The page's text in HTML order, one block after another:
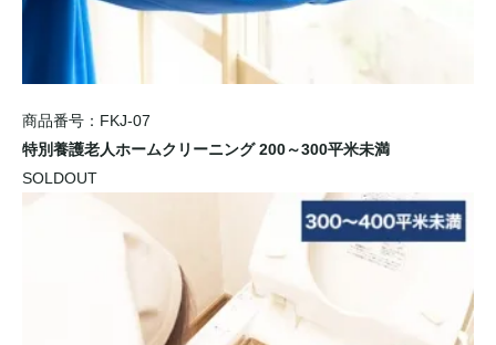
商品番号：FKJ-07
特別養護老人ホームクリーニング 200～300平米未満
SOLDOUT